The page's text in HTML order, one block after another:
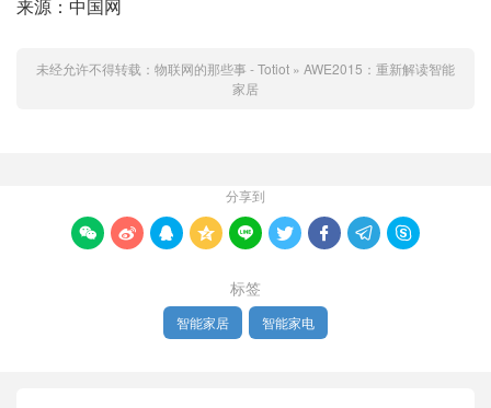
来源：中国网
未经允许不得转载： 物联网的那些事 - Totiot » AWE2015：重新解读智能
家居
分享到
        
标签
智能家居 智能家电